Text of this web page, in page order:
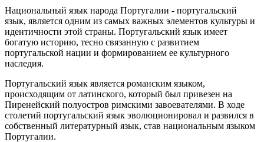
Национальный язык народа Португалии - португальский
язык, является одним из самых важных элементов культуры и
идентичности этой страны. Португальский язык имеет
богатую историю, тесно связанную с развитием
португальской нации и формированием ее культурного
наследия.
Португальский язык является романским языком,
происходящим от латинского, который был привезен на
Пиренейский полуостров римскими завоевателями. В ходе
столетий португальский язык эволюционировал и развился в
собственный литературный язык, став национальным языком
Португалии.